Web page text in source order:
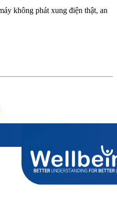
không phát xung điện thật, an